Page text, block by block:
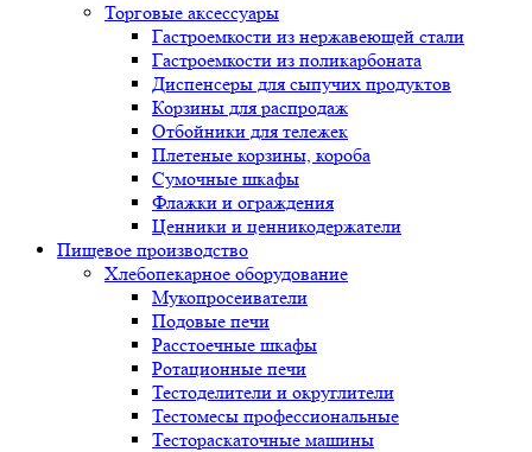
Торговые аксессуары
Гастроемкости из нержавеющей стали
Гастроемкости из поликарбоната
Диспенсеры для сыпучих продуктов
Корзины для распродаж
Отбойники для тележек
Плетеные корзины, короба
Сумочные шкафы
Флажки и ограждения
Ценники и ценникодержатели
Пищевое производство
Хлебопекарное оборудование
Мукопросеиватели
Подовые печи
Расстоечные шкафы
Ротационные печи
Тестоделители и округлители
Тестомесы профессиональные
Тестораскаточные машины